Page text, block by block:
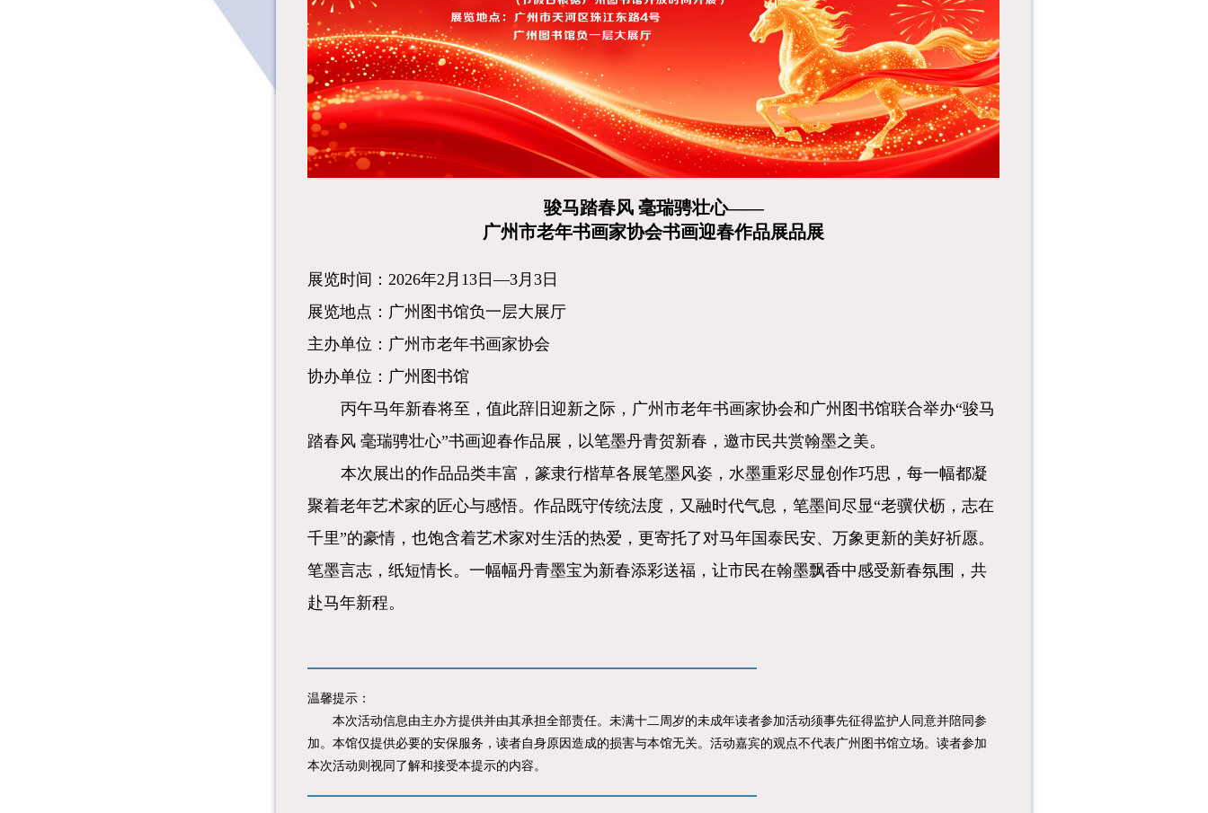
在中国文化
中，“马”是一个意蕴
极其丰富的象征符
号，象征人才：常
以...
熟悉的旋律在空气里
漫开时你是否也停下
了手中的忙碌？当那
些鲜活的画...
“粤城千姿•雄心不
移”广州城市变迁历
骏马踏春风 毫瑞骋壮心——
广州市老年书画家协会书画迎春作品展品展
展览时间： 2026年2 月 13 日—3月 3 日
展览地点：广州图书馆负一层大展厅
主办单位：广州市老年书画家协会
协办单位：广州图书馆
丙午马年新春将至，值此辞旧迎新之际，广州市老年书画家协会和广州图书馆联合举办“骏马
踏春风 毫瑞骋壮心”书画迎春作品展，以笔墨丹青贺新春，邀市民共赏翰墨之美。
本次展出的作品品类丰富，篆隶行楷草各展笔墨风姿，水墨重彩尽显创作巧思，每一幅都凝
聚着老年艺术家的匠心与感悟。作品既守传统法度，又融时代气息，笔墨间尽显“老骥伏枥，志在
千里”的豪情，也饱含着艺术家对生活的热爱，更寄托了对马年国泰民安、万象更新的美好祈愿。
笔墨言志，纸短情长。一幅幅丹青墨宝为新春添彩送福，让市民在翰墨飘香中感受新春氛围，共
赴马年新程。
温馨提示：
本次活动信息由主办方提供并由其承担全部责任。未满十二周岁的未成年读者参加活动须事先征得监护人同意并陪同参
加。本馆仅提供必要的安保服务，读者自身原因造成的损害与本馆无关。活动嘉宾的观点不代表广州图书馆立场。读者参加
本次活动则视同了解和接受本提示的内容。